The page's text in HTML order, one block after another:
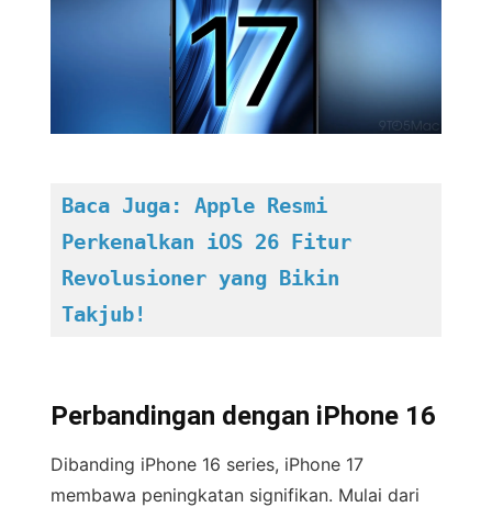
Baca Juga: Apple Resmi
Perkenalkan iOS 26 Fitur
Revolusioner yang Bikin
Takjub!
Perbandingan dengan iPhone 16
Dibanding iPhone 16 series, iPhone 17
membawa peningkatan signifikan. Mulai dari